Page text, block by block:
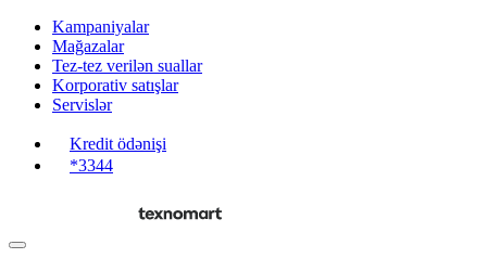
Kampaniyalar
Mağazalar
Tez-tez verilən suallar
Korporativ satışlar
Servislər
Kredit ödənişi
*3344